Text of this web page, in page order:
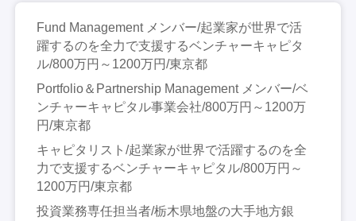
Fund Management メンバー/起業家が世界で活
躍するのを全力で支援するベンチャーキャピタ
ル/800万円～1200万円/東京都
Portfolio＆Partnership Management メンバー/ベ
ンチャーキャピタル事業会社/800万円～1200万
円/東京都
キャピタリスト/起業家が世界で活躍するのを全
力で支援するベンチャーキャピタル/800万円～
1200万円/東京都
投資業務専任担当者/栃木県地盤の大手地方銀